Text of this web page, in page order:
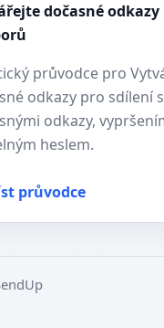
dočasné
průvodce pro
odkazy pro sdílení
odkazy,
heslem.
průvodce